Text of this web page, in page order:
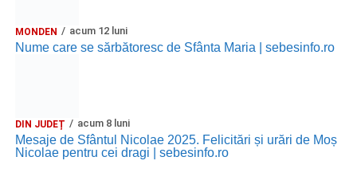
MONDEN acum 12 luni
Nume care se sărbătoresc de Sfânta Maria | sebesinfo.ro
DIN JUDEȚ acum 8 luni
Mesaje de Sfântul Nicolae 2025. Felicitări și urări de Moș
Nicolae pentru cei dragi | sebesinfo.ro